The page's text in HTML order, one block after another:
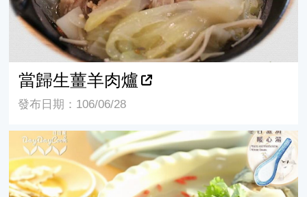
當歸生薑羊肉爐
發布日期：106/06/28
當歸杞子鯽魚湯